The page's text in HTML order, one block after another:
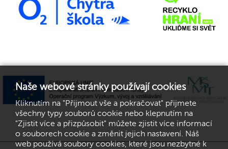
Naše webové stránky používají cookies
Kliknutím na "Přijmout vše a pokračovat" přijmete
všechny typy souborů cookie nebo klepnutím na
"Zjistit více a přizpůsobit" můžete zjistit více informací
o souborech cookie a změnit jejich nastavení. Náš
web používá soubory cookies, které jsou nezbytné k